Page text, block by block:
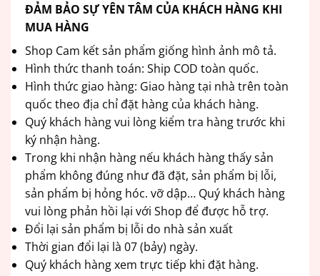
ĐẢM BẢO SỰ YÊN TÂM CỦA KHÁCH HÀNG KHI
MUA HÀNG
Shop Cam kết sản phẩm giống hình ảnh mô tả.
Hình thức thanh toán: Ship COD toàn quốc.
Hình thức giao hàng: Giao hàng tại nhà trên toàn
quốc theo địa chỉ đặt hàng của khách hàng.
Quý khách hàng vui lòng kiểm tra hàng trước khi
ký nhận hàng.
Trong khi nhận hàng nếu khách hàng thấy sản
phẩm không đúng như đã đặt, sản phẩm bị lỗi,
sản phẩm bị hỏng hóc. vỡ dập… Quý khách hàng
vui lòng phản hồi lại với Shop để được hỗ trợ.
Đổi lại sản phẩm bị lỗi do nhà sản xuất
Thời gian đổi lại là 07 (bảy) ngày.
Quý khách hàng xem trực tiếp khi đặt hàng.